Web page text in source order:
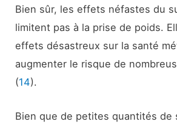
Bien sûr, les effets néfastes du
limitent pas à la prise de poids.
effets désastreux sur la santé
augmenter le risque de
(14).
Bien que de petites quantités de